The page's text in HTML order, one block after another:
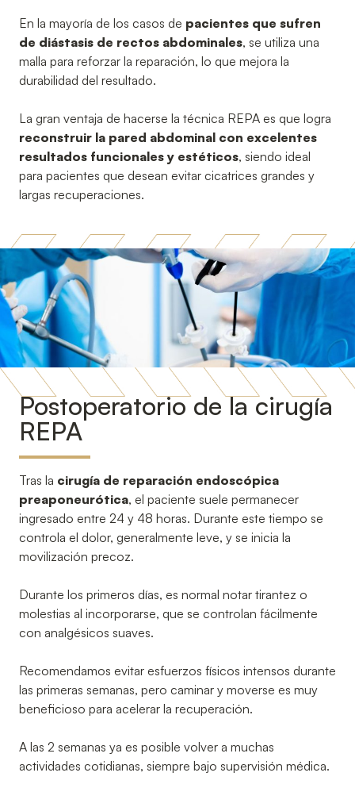
En la mayoría de los casos de pacientes que sufren
de diástasis de rectos abdominales, se utiliza una
malla para reforzar la reparación, lo que mejora la
durabilidad del resultado.
La gran ventaja de hacerse la técnica REPA es que logra
reconstruir la pared abdominal con excelentes
resultados funcionales y estéticos, siendo ideal
para pacientes que desean evitar cicatrices grandes y
largas recuperaciones.
Postoperatorio de la cirugía
REPA
Tras la cirugía de reparación endoscópica
preaponeurótica, el paciente suele permanecer
ingresado entre 24 y 48 horas. Durante este tiempo se
controla el dolor, generalmente leve, y se inicia la
movilización precoz.
Durante los primeros días, es normal notar tirantez o
molestias al incorporarse, que se controlan fácilmente
con analgésicos suaves.
Recomendamos evitar esfuerzos físicos intensos durante
las primeras semanas, pero caminar y moverse es muy
beneficioso para acelerar la recuperación.
A las 2 semanas ya es posible volver a muchas
actividades cotidianas, siempre bajo supervisión médica.